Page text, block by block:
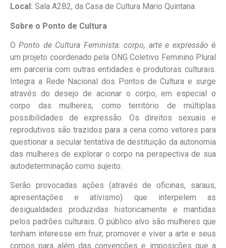
Local: Sala A2B2, da Casa de Cultura Mario Quintana.
Sobre o Ponto de Cultura
O Ponto de Cultura Feminista: corpo, arte e expressão é
um projeto coordenado pela ONG Coletivo Feminino Plural
em parceria com outras entidades e produtoras culturais.
Integra a Rede Nacional dos Pontos de Cultura e surge
através do desejo de acionar o corpo, em especial o
corpo das mulheres, como território de múltiplas
possibilidades de expressão. Os direitos sexuais e
reprodutivos são trazidos para a cena como vetores para
questionar a secular tentativa de destituição da autonomia
das mulheres de explorar o corpo na perspectiva de sua
autodeterminação como sujeito.
Serão provocadas ações (através de oficinas, saraus,
apresentações e ativismo) que interpelem as
desigualdades produzidas historicamente e mantidas
pelos padrões culturais. O público alvo são mulheres que
tenham interesse em fruir, promover e viver a arte e seus
corpos para além das convenções e imposições que a